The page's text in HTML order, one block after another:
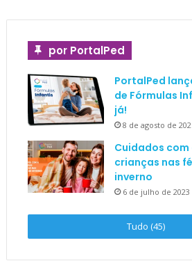
por PortalPed
PortalPed
de Fórmulas
já!
8 de agosto de
Cuidados com
crianças nas
inverno
6 de julho de 2023
Tudo (45)